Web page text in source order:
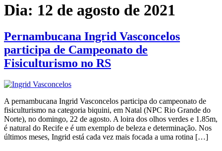
Dia: 12 de agosto de 2021
Pernambucana Ingrid Vasconcelos
participa de Campeonato de
Fisiculturismo no RS
A pernambucana Ingrid Vasconcelos participa do campeonato de
fisiculturismo na categoria biquini, em Natal (NPC Rio Grande do
Norte), no domingo, 22 de agosto. A loira dos olhos verdes e 1.85m,
é natural do Recife e é um exemplo de beleza e determinação. Nos
últimos meses, Ingrid está cada vez mais focada a uma rotina […]